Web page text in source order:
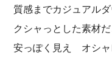
質感までカジュアル
クシャっとした素材だ
安っぽく見え オシャ